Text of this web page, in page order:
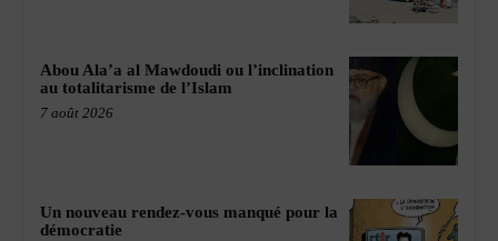
Abou Ala’a al Mawdoudi ou l’inclination
au totalitarisme de l’Islam
7 août 2026
Un nouveau rendez-vous manqué pour la
démocratie